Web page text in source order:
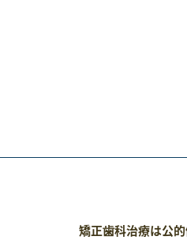
矯正歯科治療は公